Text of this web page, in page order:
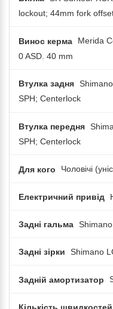
lockout; 44mm fork
Винос керма
Merida
0 ASD. 40 mm
Втулка задня
SPH; Centerlock
Втулка передня
SPH; Centerlock
Для кого Чоловічі
Електричний привід
Задні гальма
Задні зірки Shimano
Задній амортизатор